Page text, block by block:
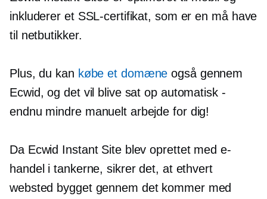
inkluderer et SSL-certifikat, som er en må have
til netbutikker.
Plus, du kan købe et domæne også gennem
Ecwid, og det vil blive sat op automatisk -
endnu mindre manuelt arbejde for dig!
Da Ecwid Instant Site blev oprettet med e-
handel i tankerne, sikrer det, at ethvert
websted bygget gennem det kommer med